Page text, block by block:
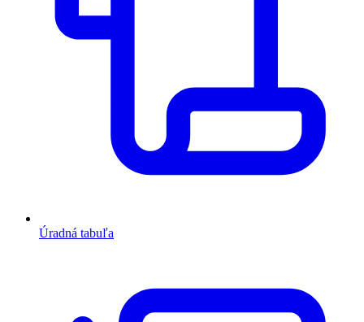
Úradná tabuľa